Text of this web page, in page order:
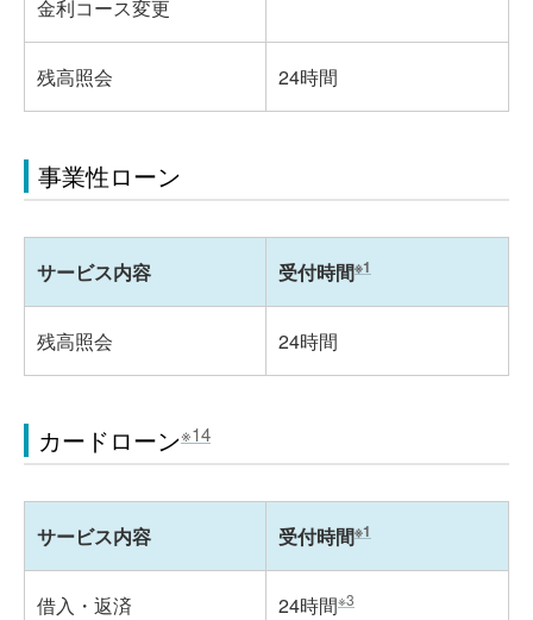
金利コース変更
残高照会 24時間
事業性ローン
サービス内容 受付時間※1
残高照会 24時間
カードローン※14
サービス内容 受付時間※1
借入・返済 24時間※3